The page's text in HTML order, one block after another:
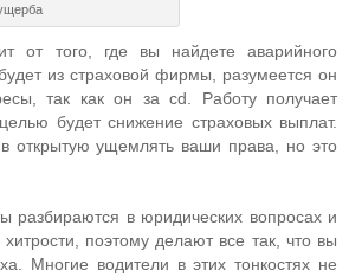
от того, где вы найдете аварийного
из страховой фирмы, разумеется он
так как он за cd. Работу получает
будет снижение страховых выплат.
открытую ущемлять ваши права, но это
разбираются в юридических вопросах и
поэтому делают все так, что вы
Многие водители в этих тонкостях не